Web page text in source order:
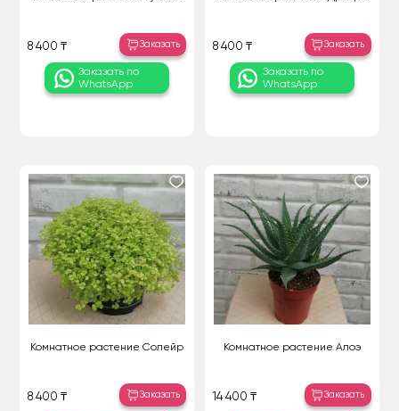
8 400 ₸ Заказать
Заказать по
WhatsApp
8 400 ₸ Заказать
Заказать по
WhatsApp
Комнатное растение Солейр
8 400 ₸ Заказать
Комнатное растение Алоэ
14 400 ₸ Заказать